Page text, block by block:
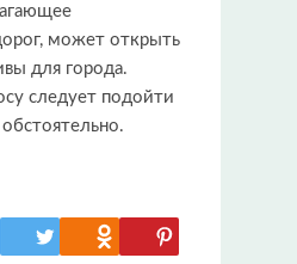
может открыть
для города.
следует подойти